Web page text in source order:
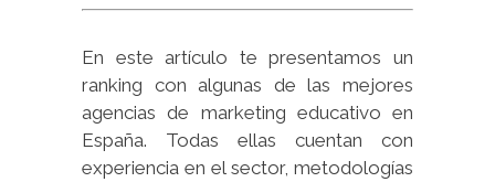
En este artículo te presentamos un
ranking con algunas de las mejores
agencias de marketing educativo en
España. Todas ellas cuentan con
experiencia en el sector, metodologías